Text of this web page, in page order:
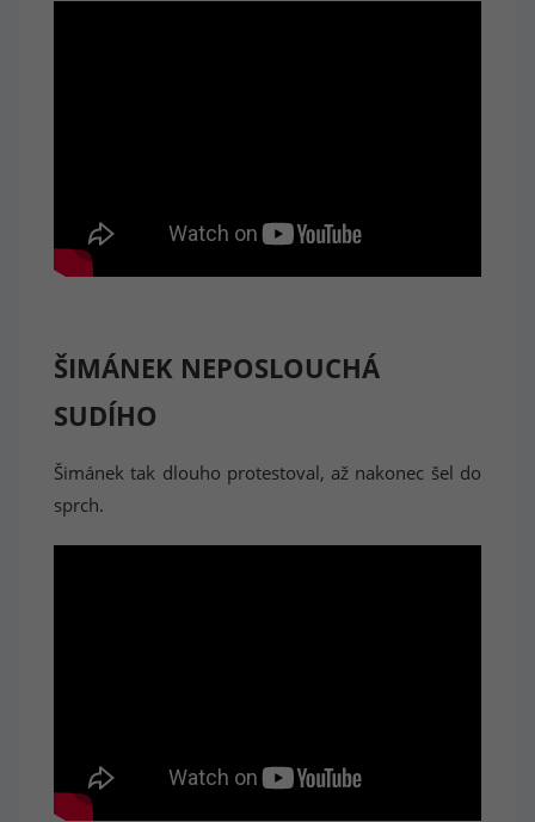
ŠIMÁNEK NEPOSLOUCHÁ
SUDÍHO
Šimánek tak dlouho protestoval, až nakonec šel do
sprch.